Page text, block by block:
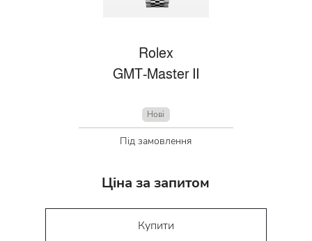
Rolex
GMT-Master II
Нові
Під замовлення
Ціна за запитом
Купити